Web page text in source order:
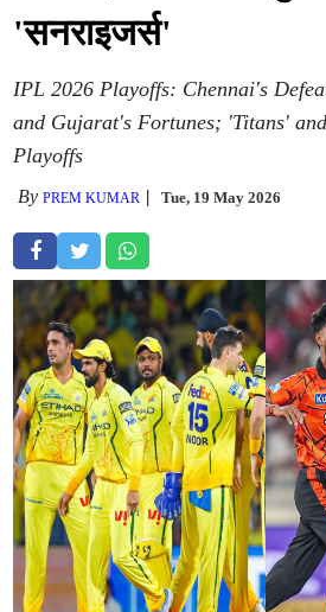
'सनराइजर्स'
IPL 2026 Playoffs: Chennai's
and Gujarat's Fortunes; 'Titans'
Playoffs
ByPREM KUMAR Tue, 19 May 2026